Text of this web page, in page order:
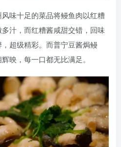
味十足的菜品将鳗鱼肉以红糟
汁，而红糟酱咸甜交错，回味
超级精彩。而普宁豆酱焗鳗
映，每一口都无比满足。